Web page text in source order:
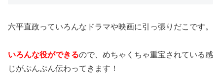
六平直政っていろんなドラマや映画に引っ張りだこです。
いろんな役ができるので、めちゃくちゃ重宝されている感
じがぷんぷん伝わってきます！